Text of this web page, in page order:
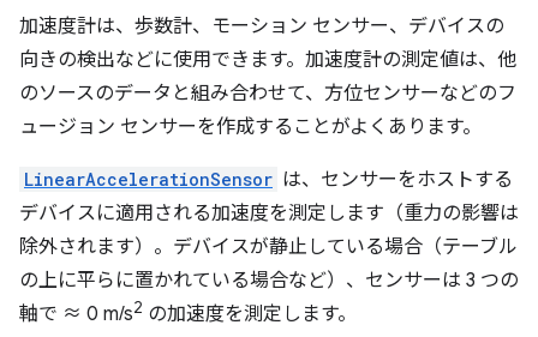
加速度計は、歩数計、モーション センサー、デバイスの
向きの検出などに使用できます。加速度計の測定値は、他
のソースのデータと組み合わせて、方位センサーなどのフ
ュージョン センサーを作成することがよくあります。
LinearAccelerationSensor は、センサーをホストする
デバイスに適用される加速度を測定します（重力の影響は
除外されます）。デバイスが静止している場合（テーブル
の上に平らに置かれている場合など）、センサーは 3 つの
軸で ≈ 0 m/s2 の加速度を測定します。